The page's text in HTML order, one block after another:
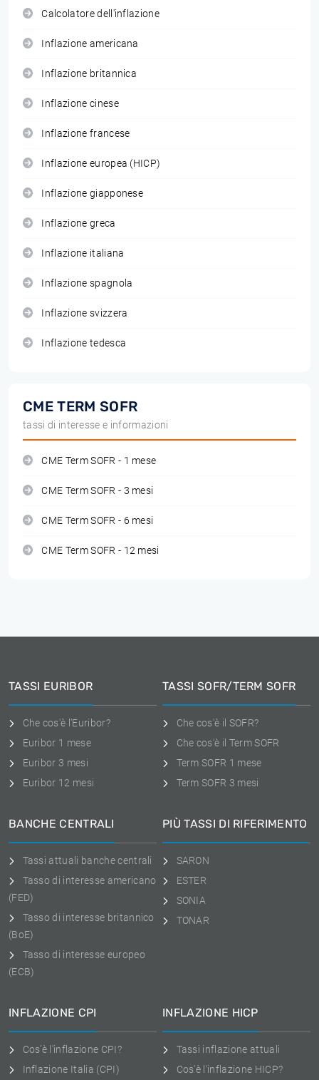
Calcolatore dell'inflazione
Inflazione americana
Inflazione britannica
Inflazione cinese
Inflazione francese
Inflazione europea (HICP)
Inflazione giapponese
Inflazione greca
Inflazione italiana
Inflazione spagnola
Inflazione svizzera
Inflazione tedesca
CME TERM SOFR
tassi di interesse e informazioni
CME Term SOFR - 1 mese
CME Term SOFR - 3 mesi
CME Term SOFR - 6 mesi
CME Term SOFR - 12 mesi
TASSI EURIBOR
Che cos'è l'Euribor?
Euribor 1 mese
Euribor 3 mesi
Euribor 12 mesi
TASSI SOFR/TERM SOFR
Che cos'è il SOFR?
Che cos'è il Term SOFR
Term SOFR 1 mese
Term SOFR 3 mesi
BANCHE CENTRALI
Tassi attuali banche centrali
Tasso di interesse americano
(FED)
Tasso di interesse britannico
(BoE)
Tasso di interesse europeo
(ECB)
PIÙ TASSI DI RIFERIMENTO
SARON
ESTER
SONIA
TONAR
INFLAZIONE CPI
Cos'è l'inflazione CPI?
Inflazione Italia (CPI)
INFLAZIONE HICP
Tassi inflazione attuali
Cos'è l'inflazione HICP?